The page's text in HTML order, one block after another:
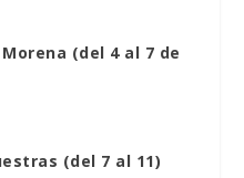
(del 4 al 7 de
(del 7 al 11)